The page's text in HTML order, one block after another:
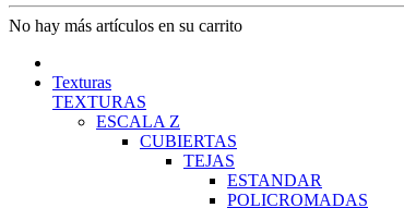
No hay más artículos en su carrito
Texturas
TEXTURAS
ESCALA Z
CUBIERTAS
TEJAS
ESTANDAR
POLICROMADAS